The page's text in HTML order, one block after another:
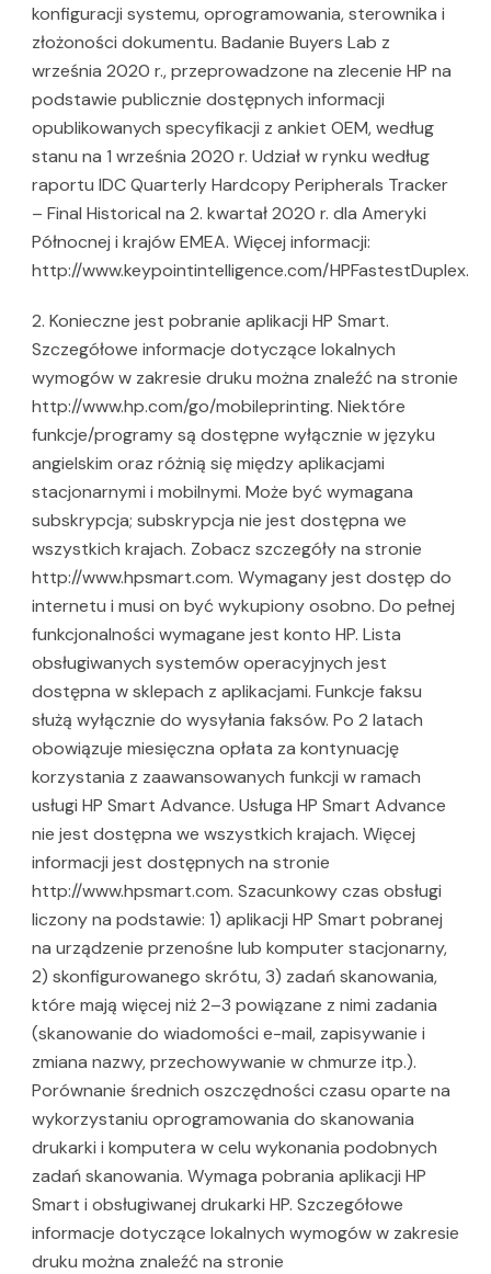
konfiguracji systemu, oprogramowania, sterownika i
złożoności dokumentu. Badanie Buyers Lab z
września 2020 r., przeprowadzone na zlecenie HP na
podstawie publicznie dostępnych informacji
opublikowanych specyfikacji z ankiet OEM, według
stanu na 1 września 2020 r. Udział w rynku według
raportu IDC Quarterly Hardcopy Peripherals Tracker
– Final Historical na 2. kwartał 2020 r. dla Ameryki
Północnej i krajów EMEA. Więcej informacji:
http://www.keypointintelligence.com/HPFastestDuplex.
2. Konieczne jest pobranie aplikacji HP Smart.
Szczegółowe informacje dotyczące lokalnych
wymogów w zakresie druku można znaleźć na stronie
http://www.hp.com/go/mobileprinting. Niektóre
funkcje/programy są dostępne wyłącznie w języku
angielskim oraz różnią się między aplikacjami
stacjonarnymi i mobilnymi. Może być wymagana
subskrypcja; subskrypcja nie jest dostępna we
wszystkich krajach. Zobacz szczegóły na stronie
http://www.hpsmart.com. Wymagany jest dostęp do
internetu i musi on być wykupiony osobno. Do pełnej
funkcjonalności wymagane jest konto HP. Lista
obsługiwanych systemów operacyjnych jest
dostępna w sklepach z aplikacjami. Funkcje faksu
służą wyłącznie do wysyłania faksów. Po 2 latach
obowiązuje miesięczna opłata za kontynuację
korzystania z zaawansowanych funkcji w ramach
usługi HP Smart Advance. Usługa HP Smart Advance
nie jest dostępna we wszystkich krajach. Więcej
informacji jest dostępnych na stronie
http://www.hpsmart.com. Szacunkowy czas obsługi
liczony na podstawie: 1) aplikacji HP Smart pobranej
na urządzenie przenośne lub komputer stacjonarny,
2) skonfigurowanego skrótu, 3) zadań skanowania,
które mają więcej niż 2–3 powiązane z nimi zadania
(skanowanie do wiadomości e-mail, zapisywanie i
zmiana nazwy, przechowywanie w chmurze itp.).
Porównanie średnich oszczędności czasu oparte na
wykorzystaniu oprogramowania do skanowania
drukarki i komputera w celu wykonania podobnych
zadań skanowania. Wymaga pobrania aplikacji HP
Smart i obsługiwanej drukarki HP. Szczegółowe
informacje dotyczące lokalnych wymogów w zakresie
druku można znaleźć na stronie